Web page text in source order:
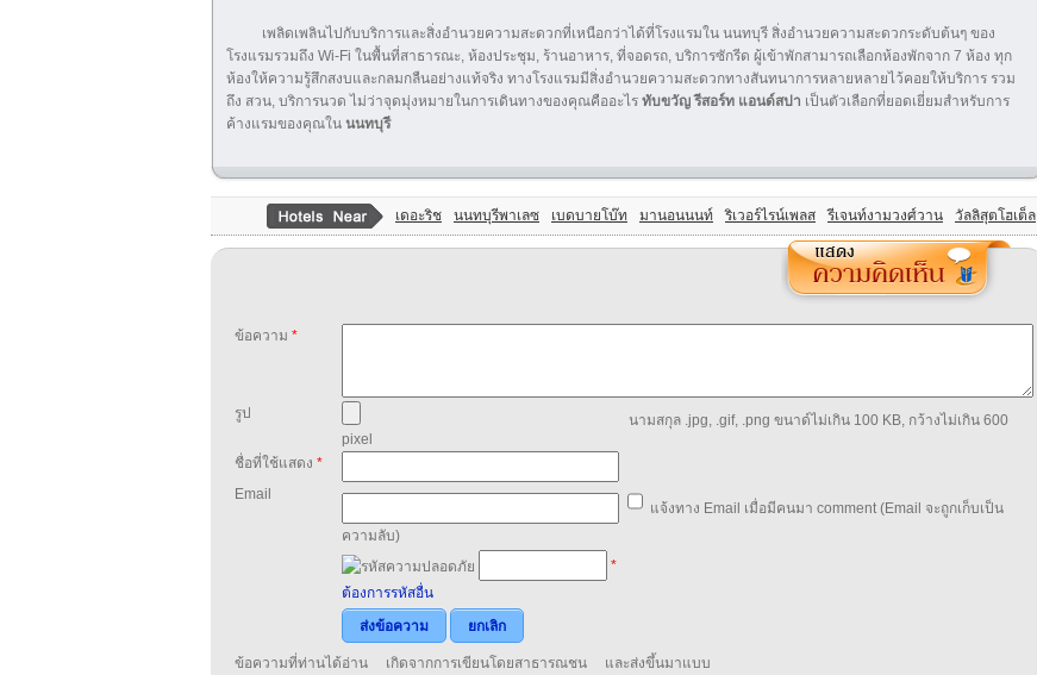
เพลิดเพลินไปกับบริการและสิ่งอำนวยความสะดวกที่เหนือกว่าได้ที่โรงแรมใน นนทบุรี สิ่งอำนวยความสะดวกระดับต้นๆ ของ
โรงแรมรวมถึง Wi-Fi ในพื้นที่สาธารณะ, ห้องประชุม, ร้านอาหาร, ที่จอดรถ, บริการซักรีด ผู้เข้าพักสามารถเลือกห้องพักจาก 7 ห้อง ทุก
ห้องให้ความรู้สึกสงบและกลมกลืนอย่างแท้จริง ทางโรงแรมมีสิ่งอำนวยความสะดวกทางสันทนาการหลายหลายไว้คอยให้บริการ รวม
ถึง สวน, บริการนวด ไม่ว่าจุดมุ่งหมายในการเดินทางของคุณคืออะไร ทับขวัญ รีสอร์ท แอนด์สปา เป็นตัวเลือกที่ยอดเยี่ยมสำหรับการ
ค้างแรมของคุณใน นนทบุรี
เดอะริช นนทบุรีพาเลซ เบดบายโบ๊ท มานอนนนท์ ริเวอร์ไรน์เพลส รีเจนท์งามวงศ์วาน วัลลิสุตโฮเต็ล
ข้อความ *
รูป
นามสกุล .jpg, .gif, .png ขนาด์ไม่เกิน 100 KB, กว้างไม่เกิน 600
pixel
ชื่อที่ใช้แสดง *
Email
แจ้งทาง Email เมื่อมีคนมา comment (Email จะถูกเก็บเป็น
ความลับ)
*
ต้องการรหัสอื่น
ส่งข้อความ
ยกเลิก
ข้อความที่ท่านได้อ่าน เกิดจากการเขียนโดยสาธารณชน และส่งขึ้นมาแบบ